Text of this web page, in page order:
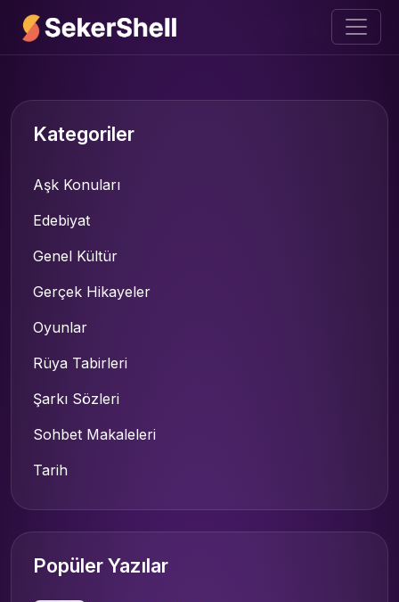
Kategoriler
Aşk Konuları
Edebiyat
Genel Kültür
Gerçek Hikayeler
Oyunlar
Rüya Tabirleri
Şarkı Sözleri
Sohbet Makaleleri
Tarih
Popüler Yazılar